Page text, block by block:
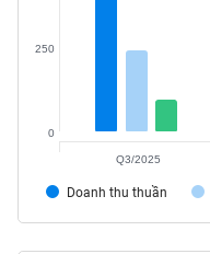
Doanh thu thuần
0
250
Q3/2025
LIỆU
NGHIỆP